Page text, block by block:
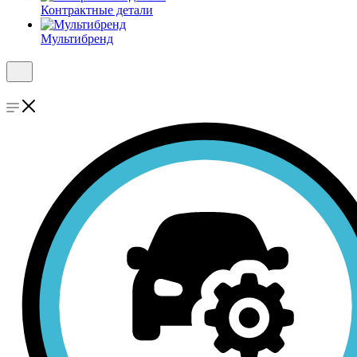
Контрактные детали
Мультибренд